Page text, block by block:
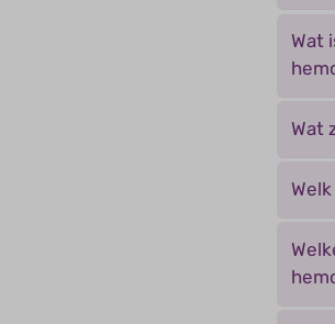
Wat
Wat